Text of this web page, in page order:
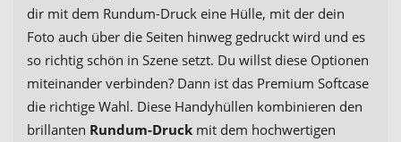
dir mit dem Rundum-Druck eine Hülle, mit der dein
Foto auch über die Seiten hinweg gedruckt wird und es
so richtig schön in Szene setzt. Du willst diese Optionen
miteinander verbinden? Dann ist das Premium Softcase
die richtige Wahl. Diese Handyhüllen kombinieren den
brillanten Rundum-Druck mit dem hochwertigen